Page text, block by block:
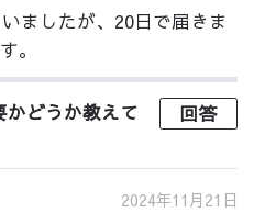
ましたが、20日で届きま
。
どうか教えて
回答
2024年11月21日